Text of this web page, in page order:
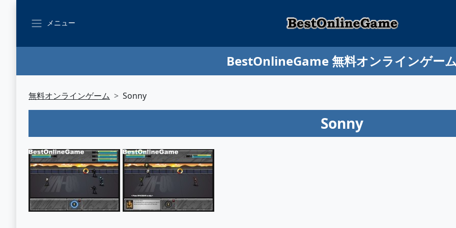
メニュー
BestOnlineGame 無料オンラインゲー
無料オンラインゲーム Sonny
Sonny